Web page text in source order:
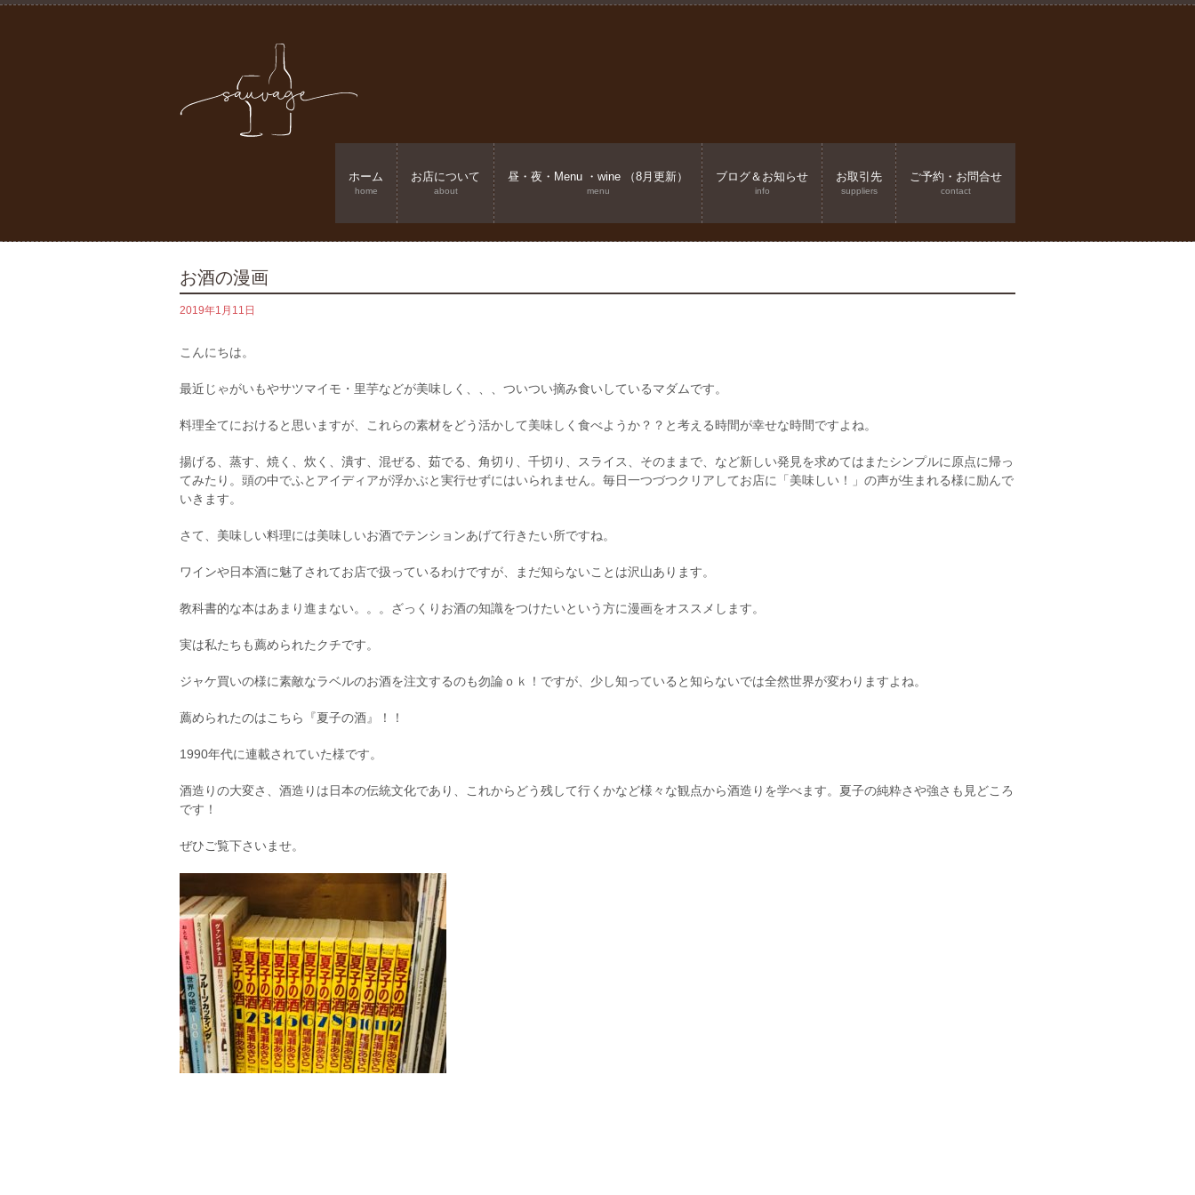
ホーム
home
お店について
about
昼・夜・Menu ・wine （8月更新）
menu
ブログ＆お知らせ
info
お取引先
suppliers
ご予約・お問合せ
contact
お酒の漫画
2019年1月11日
こんにちは。
最近じゃがいもやサツマイモ・里芋などが美味しく、、、ついつい摘み食いしているマダムです。
料理全てにおけると思いますが、これらの素材をどう活かして美味しく食べようか？？と考える時間が幸せな時間ですよね。
揚げる、蒸す、焼く、炊く、潰す、混ぜる、茹でる、角切り、千切り、スライス、そのままで、など新しい発見を求めてはまたシンプルに原点に帰っ
てみたり。頭の中でふとアイディアが浮かぶと実行せずにはいられません。毎日一つづつクリアしてお店に「美味しい！」の声が生まれる様に励んで
いきます。
さて、美味しい料理には美味しいお酒でテンションあげて行きたい所ですね。
ワインや日本酒に魅了されてお店で扱っているわけですが、まだ知らないことは沢山あります。
教科書的な本はあまり進まない。。。ざっくりお酒の知識をつけたいという方に漫画をオススメします。
実は私たちも薦められたクチです。
ジャケ買いの様に素敵なラベルのお酒を注文するのも勿論ｏｋ！ですが、少し知っていると知らないでは全然世界が変わりますよね。
薦められたのはこちら『夏子の酒』！！
1990年代に連載されていた様です。
酒造りの大変さ、酒造りは日本の伝統文化であり、これからどう残して行くかなど様々な観点から酒造りを学べます。夏子の純粋さや強さも見どころ
です！
ぜひご覧下さいませ。